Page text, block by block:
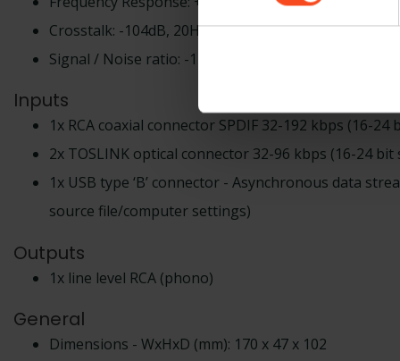
Crosstalk: -104dB, 20Hz to 20 kHz
Signal / Noise ratio: -117dB, 20Hz to 20 kHz
Inputs
1x RCA coaxial connector SPDIF 32-192 kbps (16-
2x TOSLINK optical connector 32-96 kbps (16-24
1x USB type ‘B’ connector - Asynchronous data
source file/computer settings)
Outputs
1x line level RCA (phono)
General
Dimensions - WxHxD (mm): 170 x 47 x 102